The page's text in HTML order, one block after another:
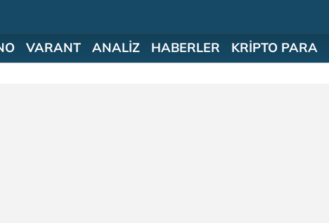
VARANT ANALİZ HABERLER KRİPTO PARA